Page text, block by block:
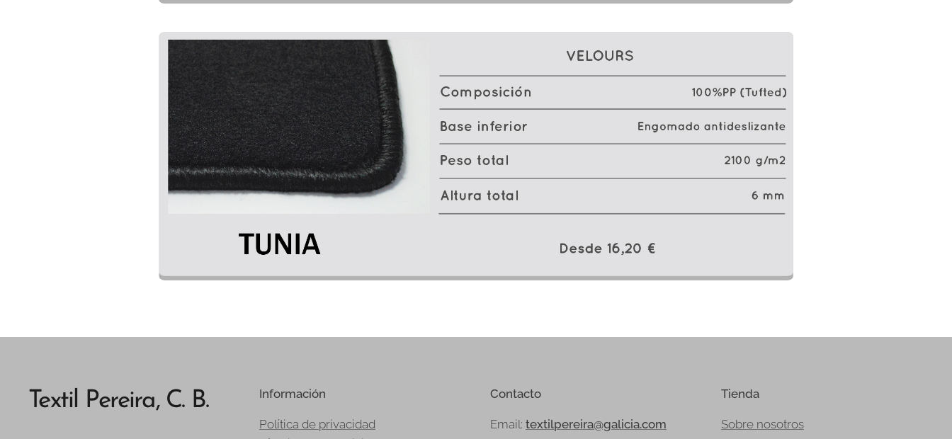
Textil Pereira, C. B. Información
Política de privacidad
Contacto
Email: textilpereira@galicia.com
Tienda
Sobre nosotros